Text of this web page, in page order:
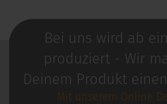
Bei uns wird ab
produziert - Wir
Deinem Produkt
Mit unserem Online